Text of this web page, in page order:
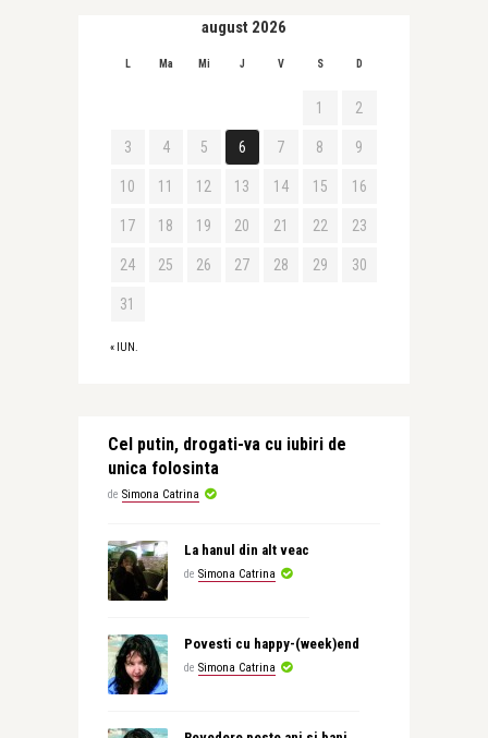
august 2026
L Ma Mi J V S D
« IUN.
1 2
3 4 5 6 7 8 9
10 11 12 13 14 15 16
17 18 19 20 21 22 23
24 25 26 27 28 29 30
31
Cel putin, drogati-va cu iubiri de
unica folosinta
de Simona Catrina
La hanul din alt veac
de Simona Catrina
Povesti cu happy-(week)end
de Simona Catrina